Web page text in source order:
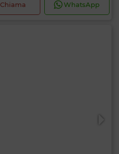
Chiama WhatsApp